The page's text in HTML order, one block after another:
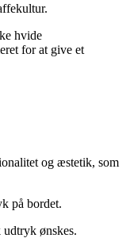
hvide
for at give et
og æstetik, som
på bordet.
ønskes.